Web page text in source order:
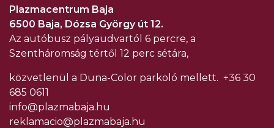
Plazmacentrum Baja
6500 Baja, Dózsa György út 12.
Az autóbusz pályaudvartól 6 percre, a
Szentháromság tértől 12 perc sétára,
közvetlenül a Duna-Color parkoló mellett. +36 30
685 0611
info@plazmabaja.hu
reklamacio@plazmabaja.hu